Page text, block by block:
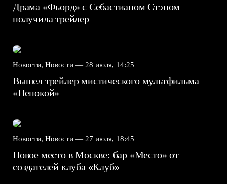
Драма «Фьорд» с Себастианом Стэном
получила трейлер
Новости, Новости — 28 июля, 14:25
Вышел трейлер мистического мультфильма
«Непокой»
Новости, Новости — 27 июля, 18:45
Новое место в Москве: бар «Место» от
создателей клуба «Клуб»